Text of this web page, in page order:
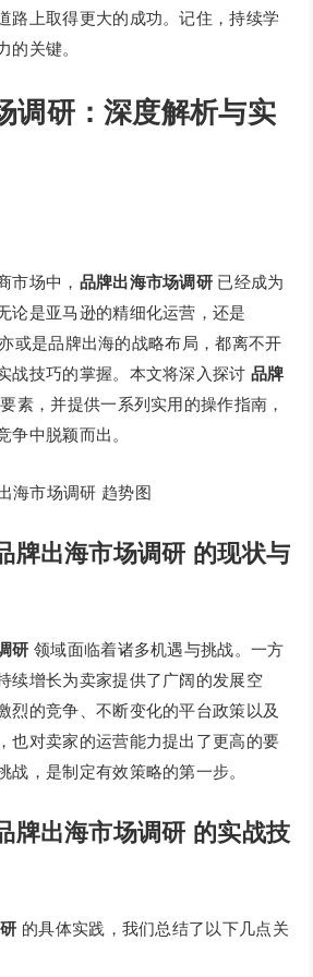
路上取得更大的成功。记住，持续学
的关键。
调研：深度解析与实
市场中， 品牌出海市场调研 已经成为
论是亚马逊的精细化运营，还是
或是品牌出海的战略布局，都离不开
战技巧的掌握。本文将深入探讨 品牌
素，并提供一系列实用的操作指南，
争中脱颖而出。
牌出海市场调研 的现状与
研 领域面临着诸多机遇与挑战。一方
续增长为卖家提供了广阔的发展空
烈的竞争、不断变化的平台政策以及
也对卖家的运营能力提出了更高的要
战，是制定有效策略的第一步。
牌出海市场调研 的实战技
的具体实践，我们总结了以下几点关